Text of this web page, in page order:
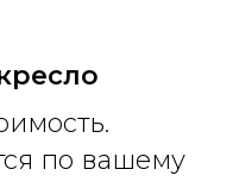
по вашему